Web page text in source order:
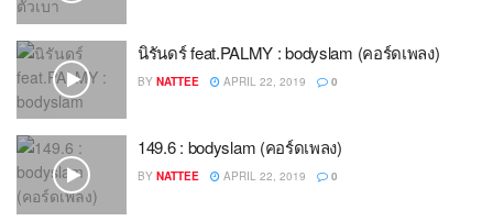
นิรันดร์ feat.PALMY : bodyslam (คอร์ดเพลง)
BY NATTEE APRIL 22, 2019 0
149.6 : bodyslam (คอร์ดเพลง)
BY NATTEE APRIL 22, 2019 0